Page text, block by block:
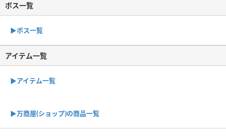
ボス一覧
▶︎ボス一覧
アイテム一覧
▶アイテム一覧
▶︎万商屋(ショップ)の商品一覧